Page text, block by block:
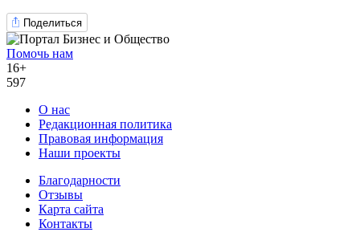
Поделиться
Помочь нам
16+
597
О нас
Редакционная политика
Правовая информация
Наши проекты
Благодарности
Отзывы
Карта сайта
Контакты